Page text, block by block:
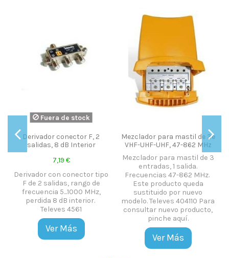
Fuera de stock
Derivador conector F, 2
salidas, 8 dB Interior
7,19 €
Derivador con conector tipo
F de 2 salidas, rango de
frecuencia 5...1000 MHz,
perdida 8 dB interior.
Televes 4561
Ver Más
Mezclador para mastil de 3e
VHF-UHF-UHF, 47-862 MHz
Mezclador para mastil de 3
entradas, 1 salida.
Frecuencias 47-862 MHz.
Este producto queda
sustituido por nuevo
modelo. Televes 404110 Para
consultar nuevo producto,
pinche aquí.
Ver Más